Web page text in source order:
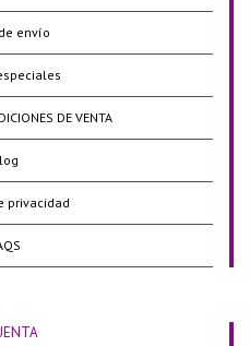
envío
DE VENTA
privacidad